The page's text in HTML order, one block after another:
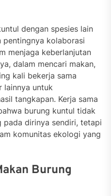
dengan spesies lain
pentingnya kolaborasi
menjaga keberlanjutan
dalam mencari makan,
kali bekerja sama
lainnya untuk
tangkapan. Kerja sama
burung kuntul tidak
pada dirinya sendiri, tetapi
komunitas ekologi yang
Burung